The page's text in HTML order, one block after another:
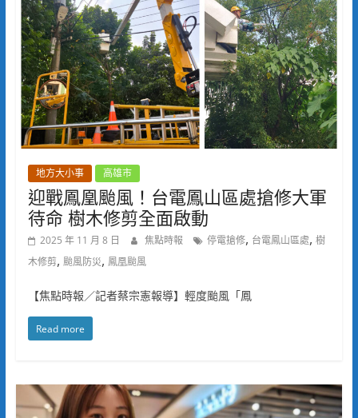
地方大小事 高雄市
迎戰鳳凰颱風！台電鳳山區處搶修大軍
待命 樹木修剪全面啟動
2025 年 11 月 8 日 焦點時報 停電搶修, 台電鳳山區處, 樹
木修剪, 颱風防災, 鳳凰颱風
【焦點時報／記者蔡宗憲報導】輕度颱風「鳳
Read more